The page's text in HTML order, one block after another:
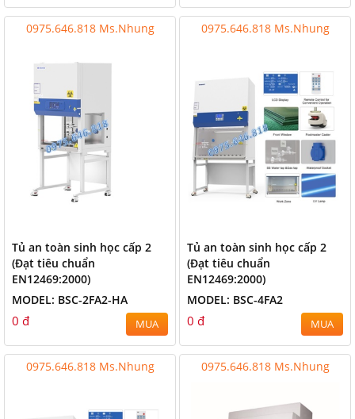
0975.646.818 Ms.Nhung
Tủ an toàn sinh học cấp 2
(Đạt tiêu chuẩn
EN12469:2000)
MODEL: BSC-2FA2-HA
0 đ MUA
0975.646.818 Ms.Nhung
Tủ an toàn sinh học cấp 2
(Đạt tiêu chuẩn
EN12469:2000)
MODEL: BSC-4FA2
0 đ MUA
0975.646.818 Ms.Nhung 0975.646.818 Ms.Nhung